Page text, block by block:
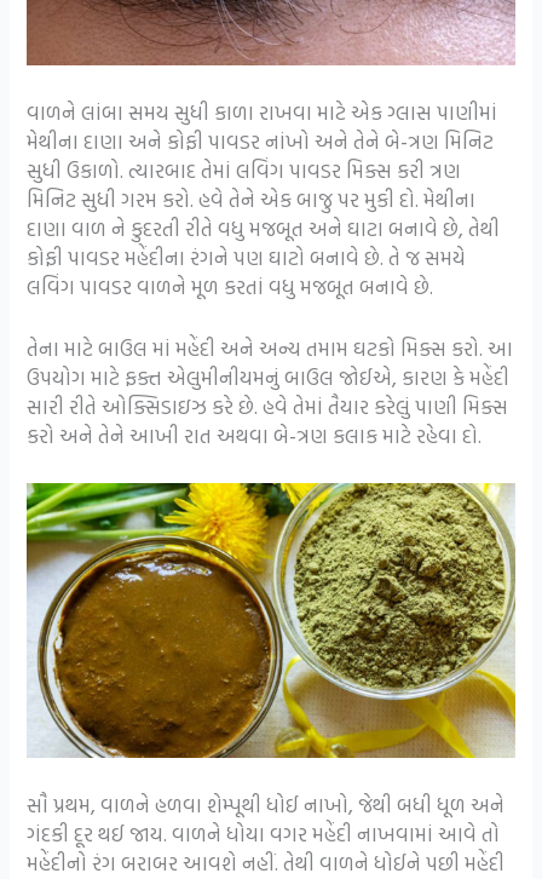
વાળને લાંબા સમય સુધી કાળા રાખવા માટે એક ગ્લાસ પાણીમાં
મેથીના દાણા અને કોફી પાવડર નાંખો અને તેને બે-ત્રણ મિનિટ
સુધી ઉકાળો. ત્યારબાદ તેમાં લવિંગ પાવડર મિક્સ કરી ત્રણ
મિનિટ સુધી ગરમ કરો. હવે તેને એક બાજુ પર મુકી દો. મેથીના
દાણા વાળ ને કુદરતી રીતે વધુ મજબૂત અને ઘાટા બનાવે છે, તેથી
કોફી પાવડર મહેંદીના રંગને પણ ઘાટો બનાવે છે. તે જ સમયે
લવિંગ પાવડર વાળને મૂળ કરતાં વધુ મજબૂત બનાવે છે.
તેના માટે બાઉલ માં મહેંદી અને અન્ય તમામ ઘટકો મિક્સ કરો. આ
ઉપયોગ માટે ફક્ત એલુમીનીયમનું બાઉલ જોઈએ, કારણ કે મહેંદી
સારી રીતે ઓક્સિડાઇઝ કરે છે. હવે તેમાં તૈયાર કરેલું પાણી મિક્સ
કરો અને તેને આખી રાત અથવા બે-ત્રણ કલાક માટે રહેવા દો.
સૌ પ્રથમ, વાળને હળવા શેમ્પૂથી ધોઈ નાખો, જેથી બધી ધૂળ અને
ગંદકી દૂર થઈ જાય. વાળને ધોયા વગર મહેંદી નાખવામાં આવે તો
મહેંદીનો રંગ બરાબર આવશે નહીં. તેથી વાળને ધોઈને પછી મહેંદી